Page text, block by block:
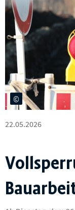
22.05.2026